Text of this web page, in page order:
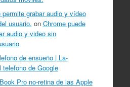
permite grabar audio y vídeo
usuario. on Chrome puede
audio y video sin
de ensueño | La-
telefono de Google
Pro no-retina de las Apple